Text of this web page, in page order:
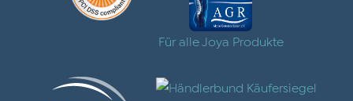
Für alle Joya Produkte